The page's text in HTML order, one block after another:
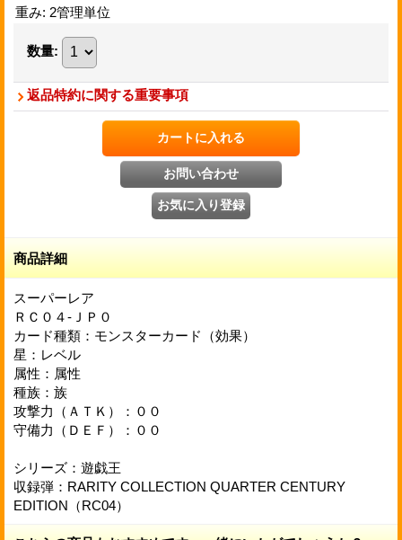
重み: 2管理単位
数量:
返品特約に関する重要事項
商品詳細
スーパーレア
ＲＣ０４-ＪＰ０
カード種類：モンスターカード（効果）
星：レベル
属性：属性
種族：族
攻撃力（ＡＴＫ）：００
守備力（ＤＥＦ）：００
シリーズ：遊戯王
収録弾：RARITY COLLECTION QUARTER CENTURY
EDITION（RC04）